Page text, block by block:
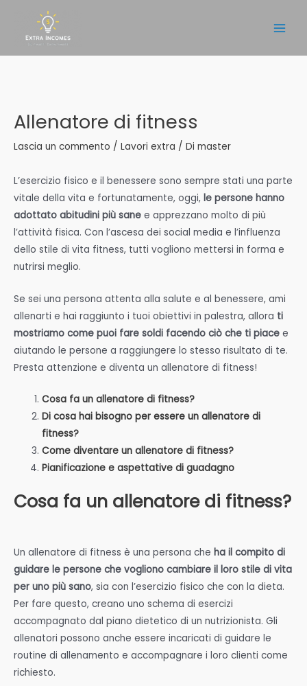
contenuto
Allenatore di fitness
Lascia un commento / Lavori extra / Di master
L’esercizio fisico e il benessere sono sempre stati una parte
vitale della vita e fortunatamente, oggi, le persone hanno
adottato abitudini più sane e apprezzano molto di più
l’attività fisica. Con l’ascesa dei social media e l’influenza
dello stile di vita fitness, tutti vogliono mettersi in forma e
nutrirsi meglio.
Se sei una persona attenta alla salute e al benessere, ami
allenarti e hai raggiunto i tuoi obiettivi in palestra, allora ti
mostriamo come puoi fare soldi facendo ciò che ti piace e
aiutando le persone a raggiungere lo stesso risultato di te.
Presta attenzione e diventa un allenatore di fitness!
Cosa fa un allenatore di fitness?
Di cosa hai bisogno per essere un allenatore di
fitness?
Come diventare un allenatore di fitness?
Pianificazione e aspettative di guadagno
Cosa fa un allenatore di fitness?
Un allenatore di fitness è una persona che ha il compito di
guidare le persone che vogliono cambiare il loro stile di vita
per uno più sano, sia con l’esercizio fisico che con la dieta.
Per fare questo, creano uno schema di esercizi
accompagnato dal piano dietetico di un nutrizionista. Gli
allenatori possono anche essere incaricati di guidare le
routine di allenamento e accompagnare i loro clienti come
richiesto.